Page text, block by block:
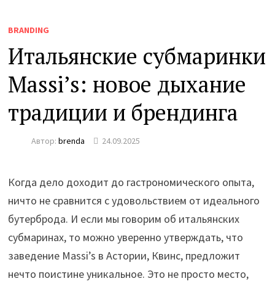
BRANDING
Итальянские субмаринки
Massi’s: новое дыхание
традиции и брендинга
Автор:brenda 24.09.2025
Когда дело доходит до гастрономического опыта,
ничто не сравнится с удовольствием от идеального
бутерброда. И если мы говорим об итальянских
субмаринах, то можно уверенно утверждать, что
заведение Massi’s в Астории, Квинс, предложит
нечто поистине уникальное. Это не просто место,